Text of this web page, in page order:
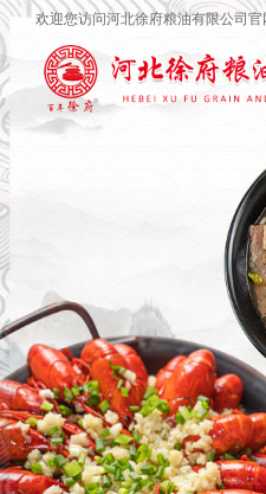
欢迎您访问河北徐府粮油有限公司